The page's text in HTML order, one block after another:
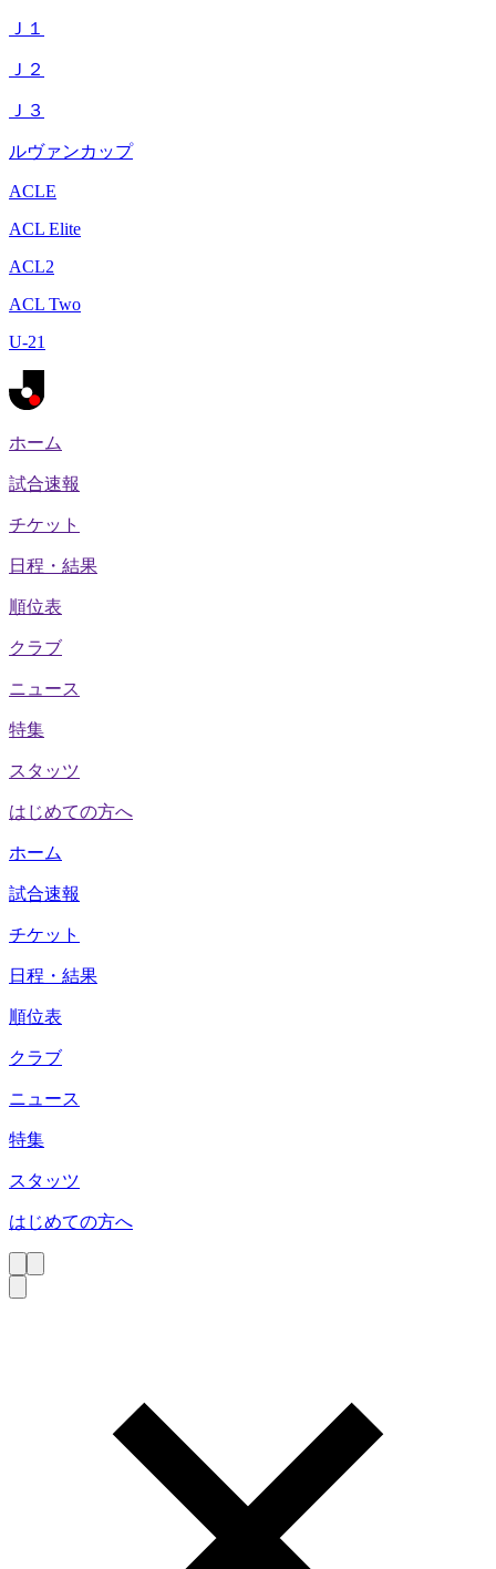
Ｊ１
Ｊ２
Ｊ３
ルヴァンカップ
ACLE
ACL Elite
ACL2
ACL Two
U-21
ホーム
試合速報
チケット
日程・結果
順位表
クラブ
ニュース
特集
スタッツ
はじめての方へ
ホーム
試合速報
チケット
日程・結果
順位表
クラブ
ニュース
特集
スタッツ
はじめての方へ